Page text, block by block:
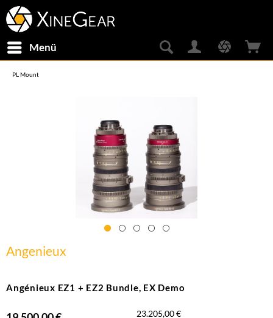
Menü
PL Mount
Angenieux
Angénieux EZ1 + EZ2 Bundle, EX Demo
23.205,00 €